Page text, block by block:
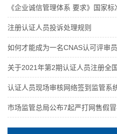
注册认证人员投诉处理规则
如何才能成为一名CNAS认可评审员